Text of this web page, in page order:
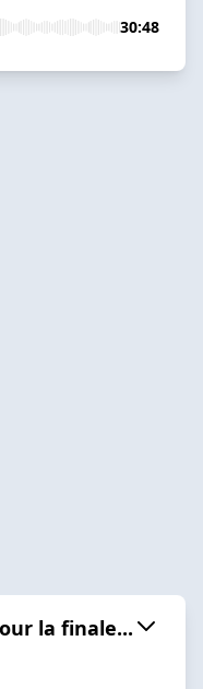
30:48
la finale...